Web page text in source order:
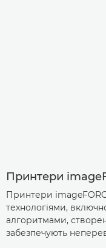
Принтери
Принтери
технологіями,
алгоритмами,
забезпечують